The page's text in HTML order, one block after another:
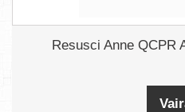
Resusci Anne QCPR